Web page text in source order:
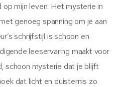
mijn leven. Het mysterie in
genoeg spanning om je aan
schrijfstijl is schoon en
leeservaring maakt voor
schoon mysterie dat je blijft
dat licht en duisternis zo